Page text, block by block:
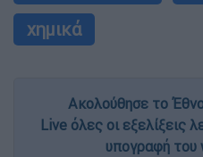
χημικά
Ακολούθησε το
Live όλες οι εξελίξεις
υπογραφή του